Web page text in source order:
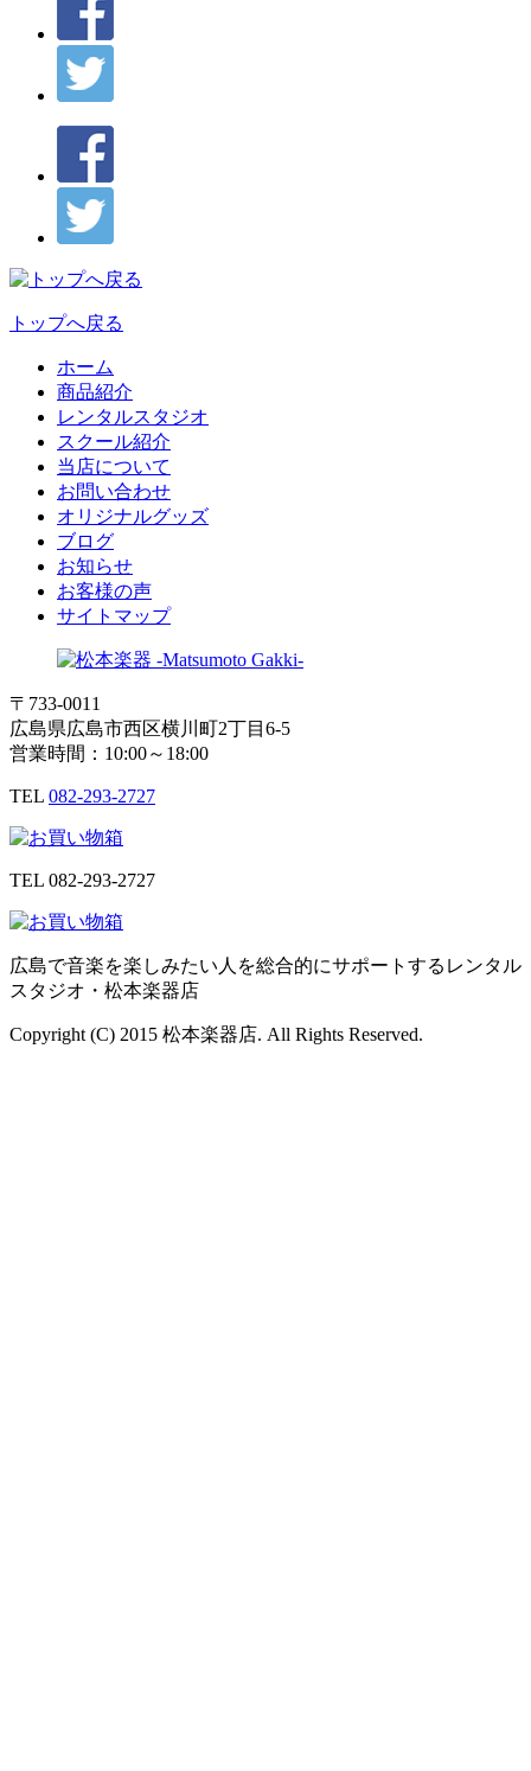
トップへ戻る
ホーム
商品紹介
レンタルスタジオ
スクール紹介
当店について
お問い合わせ
オリジナルグッズ
ブログ
お知らせ
お客様の声
サイトマップ
〒733-0011
広島県広島市西区横川町2丁目6-5
営業時間：10:00～18:00
TEL 082-293-2727
TEL 082-293-2727
広島で音楽を楽しみたい人を総合的にサポートするレンタル
スタジオ・松本楽器店
Copyright (C) 2015 松本楽器店. All Rights Reserved.